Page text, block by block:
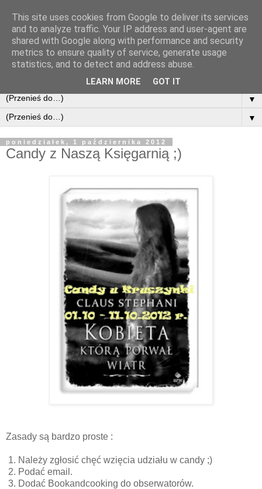
▼
▼
poniedziałek, 1 października 2012
Candy z Naszą Księgarnią ;)
Zasady są bardzo proste :
1. Należy zgłosić chęć wzięcia udziału w candy ;)
2. Podać email.
3. Dodać Bookandcooking do obserwatorów.
This site uses cookies from Google to deliver its services
and to analyze traffic. Your IP address and user-agent are
shared with Google along with performance and security
metrics to ensure quality of service, generate usage
statistics, and to detect and address abuse.
LEARN MORE GOT IT